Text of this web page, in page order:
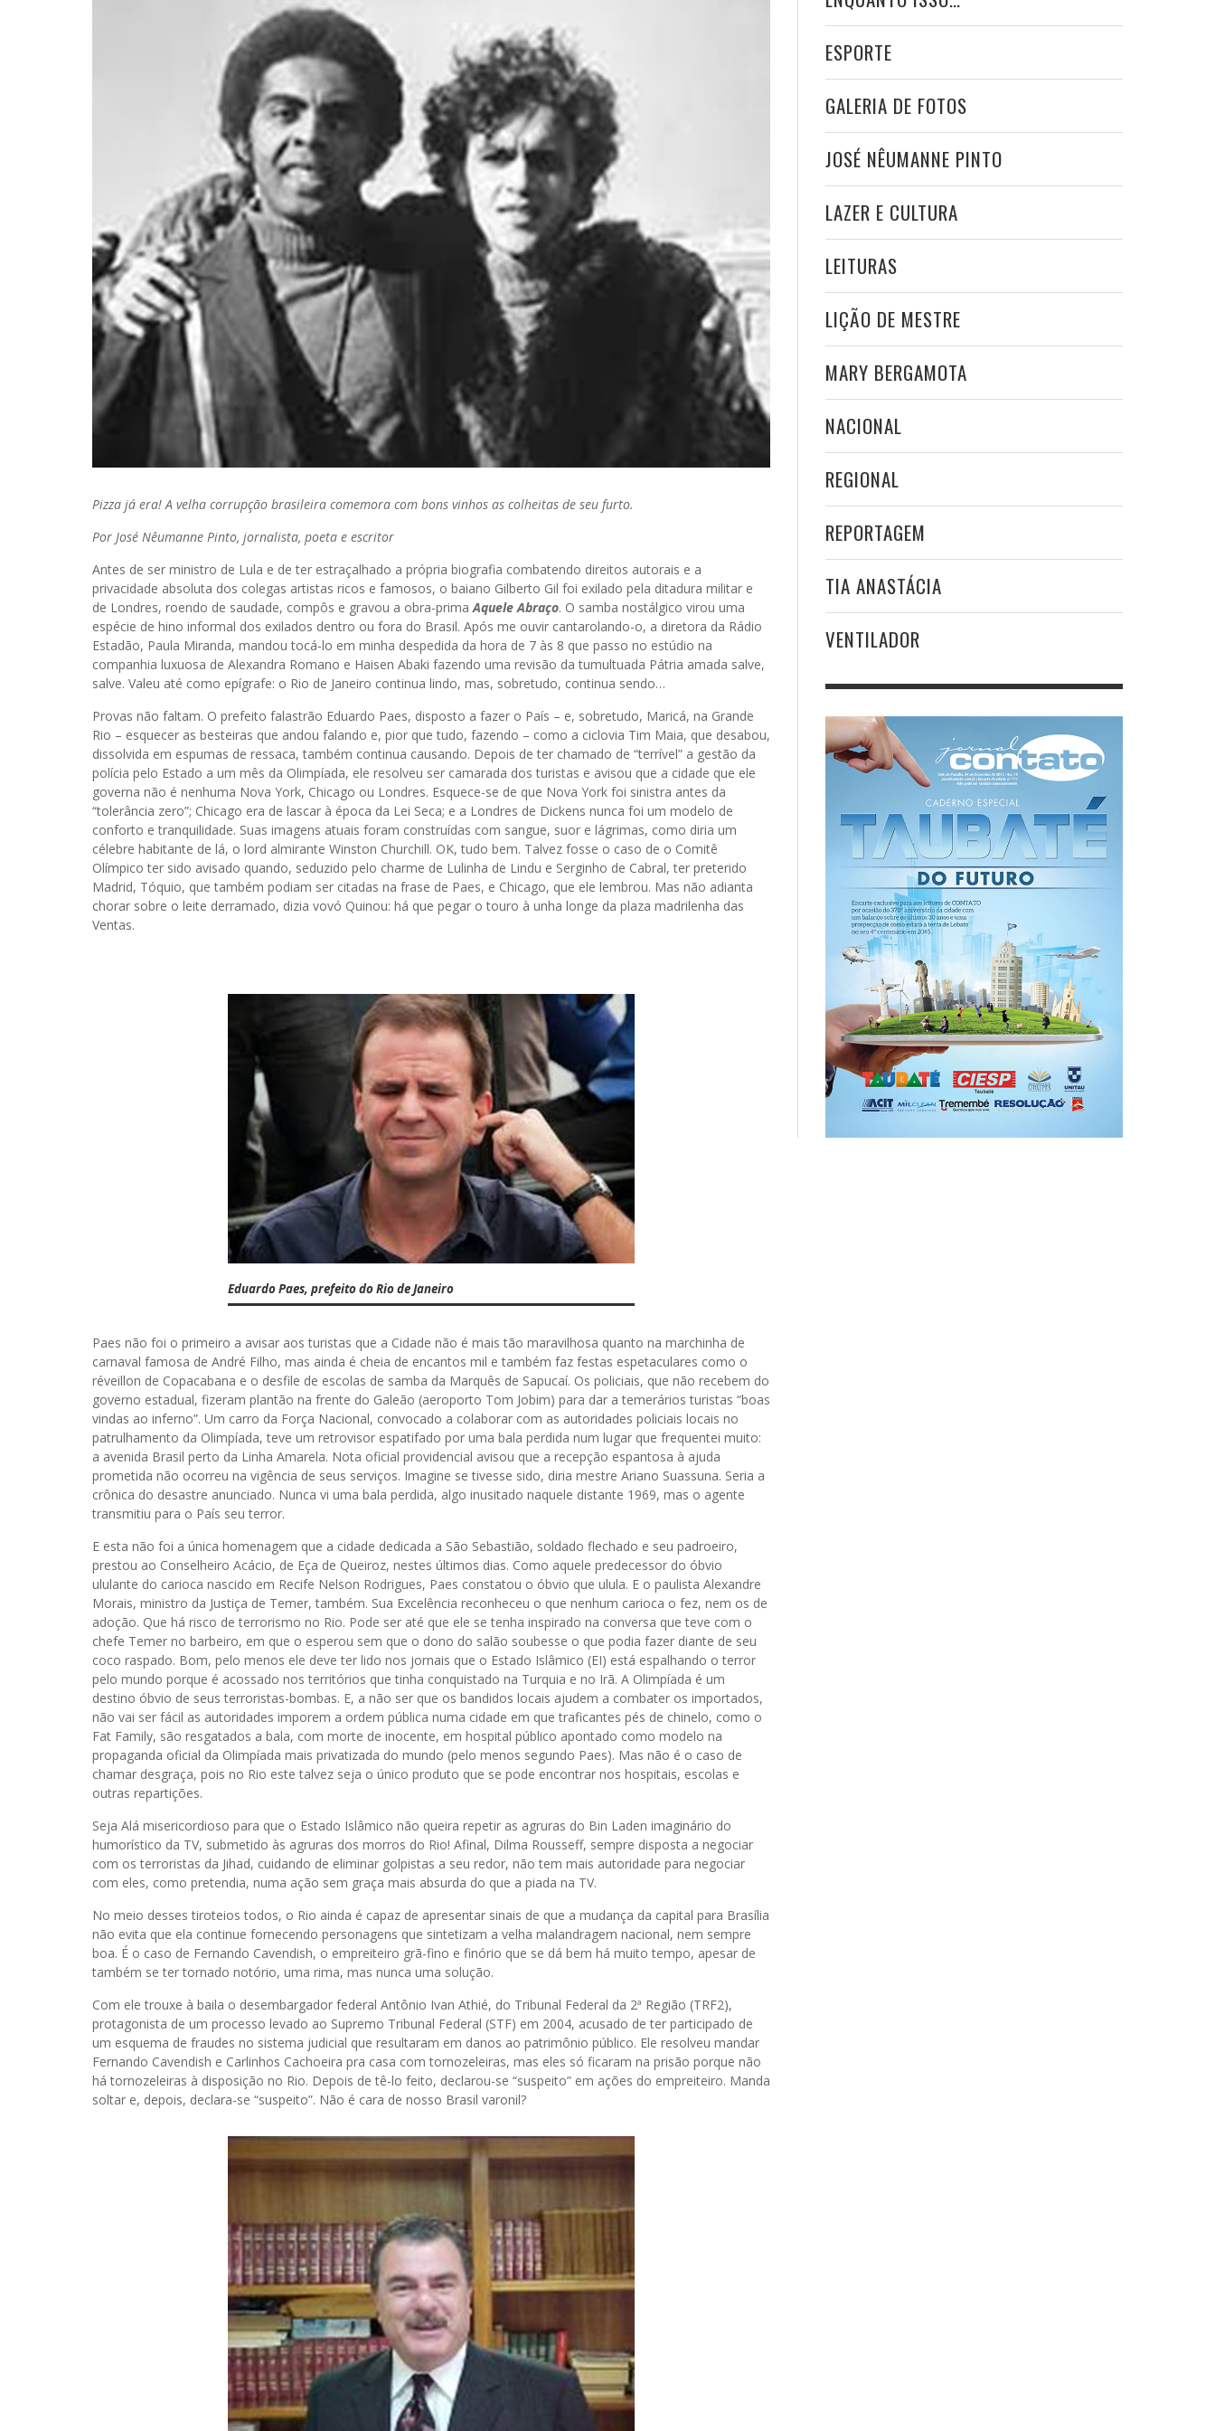
Pizza já era! A velha corrupção brasileira comemora com bons vinhos as colheitas de seu furto.
Por José Nêumanne Pinto, jornalista, poeta e escritor
Antes de ser ministro de Lula e de ter estraçalhado a própria biografia combatendo direitos autorais e a
privacidade absoluta dos colegas artistas ricos e famosos, o baiano Gilberto Gil foi exilado pela ditadura militar e
de Londres, roendo de saudade, compôs e gravou a obra-primaAquele Abraço. O samba nostálgico virou uma
espécie de hino informal dos exilados dentro ou fora do Brasil. Após me ouvir cantarolando-o, a diretora da Rádio
Estadão, Paula Miranda, mandou tocá-lo em minha despedida da hora de 7 às 8 que passo no estúdio na
companhia luxuosa de Alexandra Romano e Haisen Abaki fazendo uma revisão da tumultuada Pátria amada salve,
salve. Valeu até como epígrafe: o Rio de Janeiro continua lindo, mas, sobretudo, continua sendo…
Provas não faltam. O prefeito falastrão Eduardo Paes, disposto a fazer o País – e, sobretudo, Maricá, na Grande
Rio – esquecer as besteiras que andou falando e, pior que tudo, fazendo – como a ciclovia Tim Maia, que desabou,
dissolvida em espumas de ressaca, também continua causando. Depois de ter chamado de “terrível” a gestão da
polícia pelo Estado a um mês da Olimpíada, ele resolveu ser camarada dos turistas e avisou que a cidade que ele
governa não é nenhuma Nova York, Chicago ou Londres. Esquece-se de que Nova York foi sinistra antes da
“tolerância zero”; Chicago era de lascar à época da Lei Seca; e a Londres de Dickens nunca foi um modelo de
conforto e tranquilidade. Suas imagens atuais foram construídas com sangue, suor e lágrimas, como diria um
célebre habitante de lá, o lord almirante Winston Churchill. OK, tudo bem. Talvez fosse o caso de o Comitê
Olímpico ter sido avisado quando, seduzido pelo charme de Lulinha de Lindu e Serginho de Cabral, ter preterido
Madrid, Tóquio, que também podiam ser citadas na frase de Paes, e Chicago, que ele lembrou. Mas não adianta
chorar sobre o leite derramado, dizia vovó Quinou: há que pegar o touro à unha longe da plaza madrilenha das
Ventas.
Eduardo Paes, prefeito do Rio de Janeiro
Paes não foi o primeiro a avisar aos turistas que a Cidade não é mais tão maravilhosa quanto na marchinha de
carnaval famosa de André Filho, mas ainda é cheia de encantos mil e também faz festas espetaculares como o
réveillon de Copacabana e o desfile de escolas de samba da Marquês de Sapucaí. Os policiais, que não recebem do
governo estadual, fizeram plantão na frente do Galeão (aeroporto Tom Jobim) para dar a temerários turistas “boas
vindas ao inferno”. Um carro da Força Nacional, convocado a colaborar com as autoridades policiais locais no
patrulhamento da Olimpíada, teve um retrovisor espatifado por uma bala perdida num lugar que frequentei muito:
a avenida Brasil perto da Linha Amarela. Nota oficial providencial avisou que a recepção espantosa à ajuda
prometida não ocorreu na vigência de seus serviços. Imagine se tivesse sido, diria mestre Ariano Suassuna. Seria a
crônica do desastre anunciado. Nunca vi uma bala perdida, algo inusitado naquele distante 1969, mas o agente
transmitiu para o País seu terror.
E esta não foi a única homenagem que a cidade dedicada a São Sebastião, soldado flechado e seu padroeiro,
prestou ao Conselheiro Acácio, de Eça de Queiroz, nestes últimos dias. Como aquele predecessor do óbvio
ululante do carioca nascido em Recife Nelson Rodrigues, Paes constatou o óbvio que ulula. E o paulista Alexandre
Morais, ministro da Justiça de Temer, também. Sua Excelência reconheceu o que nenhum carioca o fez, nem os de
adoção. Que há risco de terrorismo no Rio. Pode ser até que ele se tenha inspirado na conversa que teve com o
chefe Temer no barbeiro, em que o esperou sem que o dono do salão soubesse o que podia fazer diante de seu
coco raspado. Bom, pelo menos ele deve ter lido nos jornais que o Estado Islâmico (EI) está espalhando o terror
pelo mundo porque é acossado nos territórios que tinha conquistado na Turquia e no Irã. A Olimpíada é um
destino óbvio de seus terroristas-bombas. E, a não ser que os bandidos locais ajudem a combater os importados,
não vai ser fácil as autoridades imporem a ordem pública numa cidade em que traficantes pés de chinelo, como o
Fat Family, são resgatados a bala, com morte de inocente, em hospital público apontado como modelo na
propaganda oficial da Olimpíada mais privatizada do mundo (pelo menos segundo Paes). Mas não é o caso de
chamar desgraça, pois no Rio este talvez seja o único produto que se pode encontrar nos hospitais, escolas e
outras repartições.
Seja Alá misericordioso para que o Estado Islâmico não queira repetir as agruras do Bin Laden imaginário do
humorístico da TV, submetido às agruras dos morros do Rio! Afinal, Dilma Rousseff, sempre disposta a negociar
com os terroristas da Jihad, cuidando de eliminar golpistas a seu redor, não tem mais autoridade para negociar
com eles, como pretendia, numa ação sem graça mais absurda do que a piada na TV.
No meio desses tiroteios todos, o Rio ainda é capaz de apresentar sinais de que a mudança da capital para Brasília
não evita que ela continue fornecendo personagens que sintetizam a velha malandragem nacional, nem sempre
boa. É o caso de Fernando Cavendish, o empreiteiro grã-fino e finório que se dá bem há muito tempo, apesar de
também se ter tornado notório, uma rima, mas nunca uma solução.
Com ele trouxe à baila o desembargador federal Antônio Ivan Athié, do Tribunal Federal da 2ª Região (TRF2),
protagonista de um processo levado ao Supremo Tribunal Federal (STF) em 2004, acusado de ter participado de
um esquema de fraudes no sistema judicial que resultaram em danos ao patrimônio público. Ele resolveu mandar
Fernando Cavendish e Carlinhos Cachoeira pra casa com tornozeleiras, mas eles só ficaram na prisão porque não
há tornozeleiras à disposição no Rio. Depois de tê-lo feito, declarou-se “suspeito” em ações do empreiteiro. Manda
soltar e, depois, declara-se “suspeito”. Não é cara de nosso Brasil varonil?
ESPORTE
GALERIA DE FOTOS
JOSÉ NÊUMANNE PINTO
LAZER E CULTURA
LEITURAS
LIÇÃO DE MESTRE
MARY BERGAMOTA
NACIONAL
REGIONAL
REPORTAGEM
TIA ANASTÁCIA
VENTILADOR